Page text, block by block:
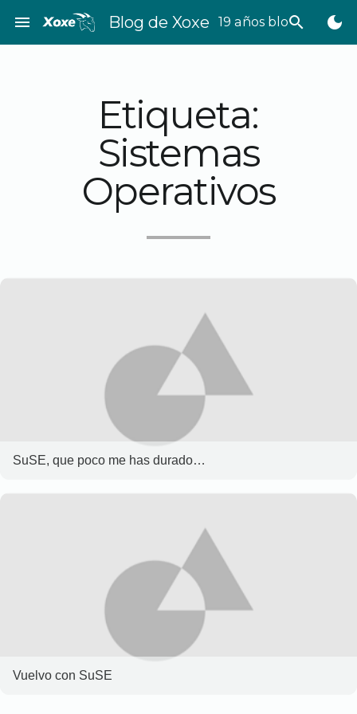
contenido
menu Blog de Xoxe 19 años bloggeando
search dark_mode
Etiqueta:
Sistemas
Operativos
SuSE, que poco me has durado…
Vuelvo con SuSE